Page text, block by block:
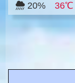
20% 36℃